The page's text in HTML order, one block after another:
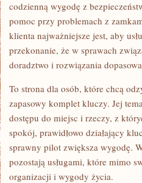
codzienną wygodę z
pomoc przy problemach z
klienta najważniejsze jest, aby
przekonanie, że w sprawach
doradztwo i rozwiązania
To strona dla osób, które chcą
zapasowy komplet kluczy. Jej
dostępu do miejsc i rzeczy, z
spokój, prawidłowo działający
sprawny pilot zwiększa wygodę.
pozostają usługami, które mimo
organizacji i wygody życia.